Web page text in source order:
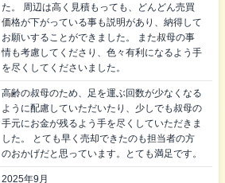
た。 周辺は高く見積もっても、どんどん売買
価格が下がっている事も説明があり、納得して
お願いすることができました。 また叔母の事
情も考慮してくださり、色々有利になるよう手
を尽くしてくださいました。
高齢の叔母のため、足を運ぶ回数が少なくなる
ように配慮していただいたり、少しでも叔母の
手元にお金が残るよう手を尽くしていただきま
した。 とても早く売却できたのも担当者の方
のおかげだと思っています。とても満足です。
2025年9月